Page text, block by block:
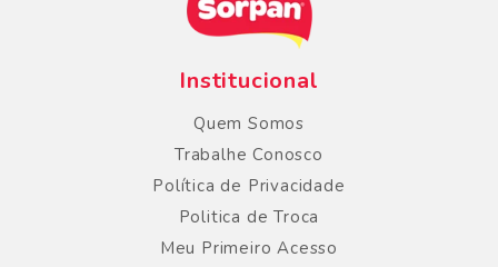
Institucional
Quem Somos
Trabalhe Conosco
Política de Privacidade
Politica de Troca
Meu Primeiro Acesso